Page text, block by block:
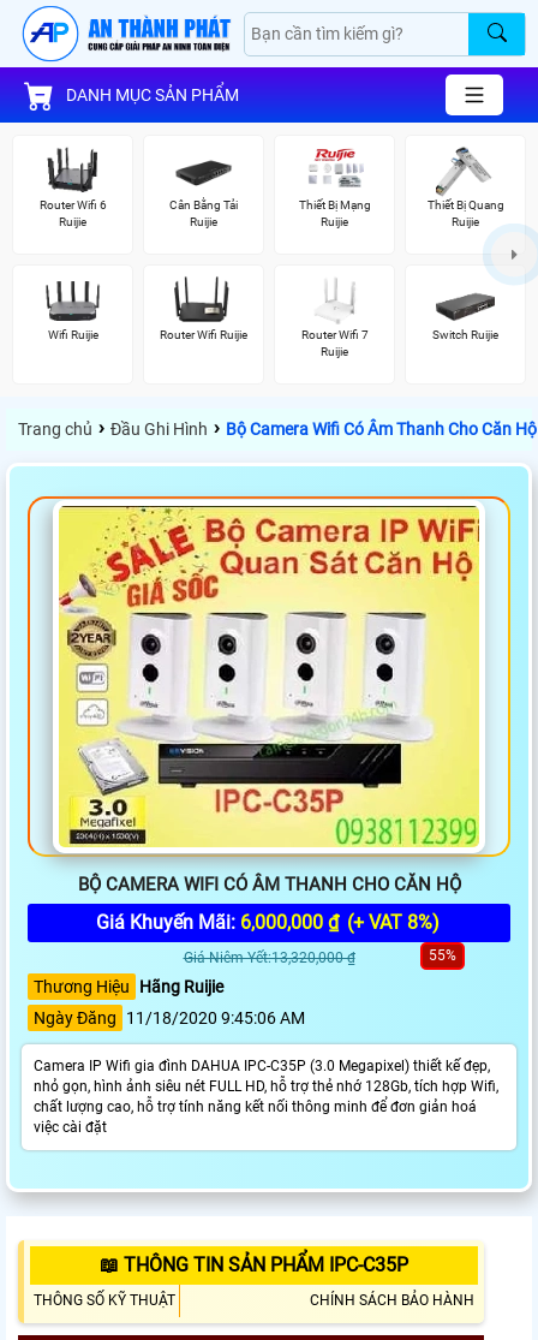
DANH MỤC SẢN PHẨM
Router Wifi 6
Ruijie
Cân Bằng Tải
Ruijie
Thiết Bị Mạng
Ruijie
Thiết Bị Quang
Ruijie
Wifi Ruijie Router Wifi Ruijie
Router Wifi 7
Ruijie
Switch Ruijie
Trang chủ › Đầu Ghi Hình › Bộ Camera Wifi Có Âm Thanh Cho Căn Hộ
BỘ CAMERA WIFI CÓ ÂM THANH CHO CĂN HỘ
Giá Khuyến Mãi: 6,000,000 ₫ (+ VAT 8%)
Giá Niêm Yết:13,320,000 ₫ 55%
Thương Hiệu
Hãng Ruijie
Ngày Đăng
11/18/2020 9:45:06 AM
Camera IP Wifi gia đình DAHUA IPC-C35P (3.0 Megapixel) thiết kế đẹp,
nhỏ gọn, hình ảnh siêu nét FULL HD, hỗ trợ thẻ nhớ 128Gb, tích hợp Wifi,
chất lượng cao, hỗ trợ tính năng kết nối thông minh để đơn giản hoá
việc cài đặt
📖 THÔNG TIN SẢN PHẨM IPC-C35P
THÔNG SỐ KỸ THUẬT CHÍNH SÁCH BẢO HÀNH